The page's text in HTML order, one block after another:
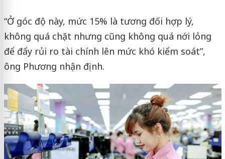
“Ở góc độ này, mức 15% là tương đối hợp lý,
không quá chặt nhưng cũng không quá nới lỏng
để đẩy rủi ro tài chính lên mức khó kiểm soát”,
ông Phương nhận định.